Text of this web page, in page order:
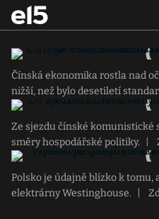
Čínská ekonomika rostla nad
nižší, než bylo desetiletí
Ze sjezdu čínské komunistické
směry hospodářské politiky.
Polsko je údajně blízko k tomu,
elektrárny Westinghouse.